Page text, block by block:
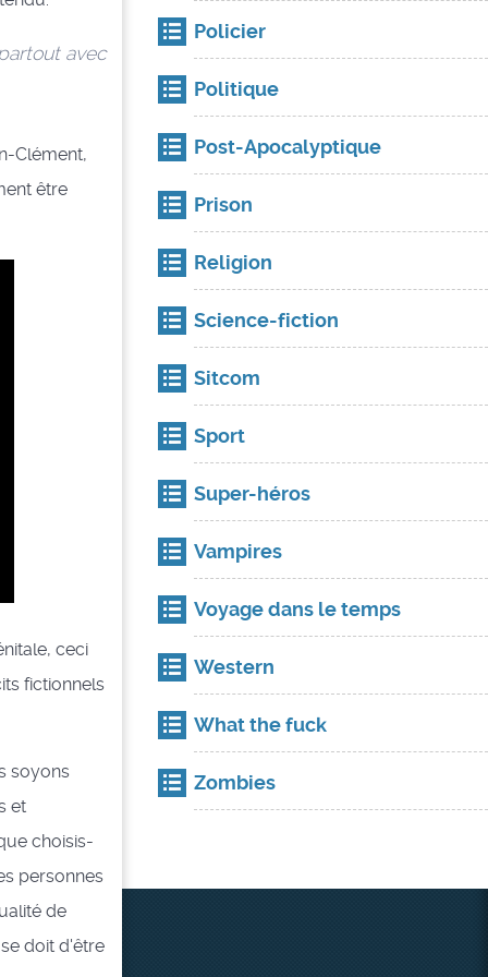
avec
Clément,
être
ceci
fictionnels
soyons
et
choisis-
personnes
de
doit d'être
Policier
Politique
Post-Apocalyptique
Prison
Religion
Science-fiction
Sitcom
Sport
Super-héros
Vampires
Voyage dans le temps
Western
What the fuck
Zombies